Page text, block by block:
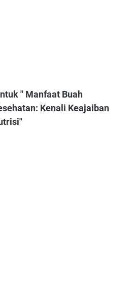
" Manfaat Buah
Kenali Keajaiban